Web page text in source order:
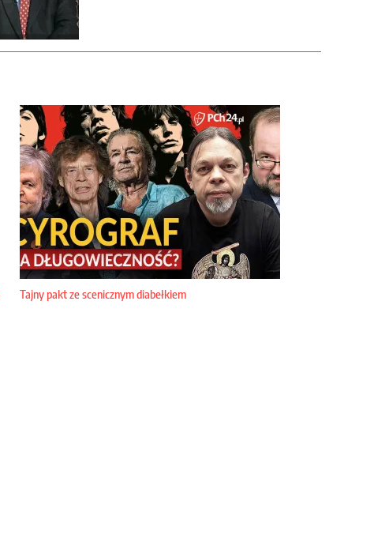
Tajny pakt ze scenicznym diabełkiem